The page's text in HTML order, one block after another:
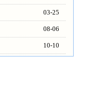
03-25
08-06
10-10